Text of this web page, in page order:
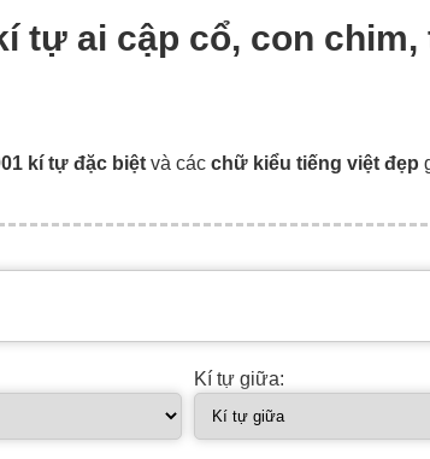
ai cập cổ, con chim,
kí tự đặc biệt và các chữ kiểu tiếng việt đẹp
Kí tự giữa: